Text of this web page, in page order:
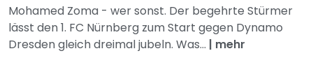
Mohamed Zoma - wer sonst. Der begehrte Stürmer
lässt den 1. FC Nürnberg zum Start gegen Dynamo
Dresden gleich dreimal jubeln. Was... | mehr